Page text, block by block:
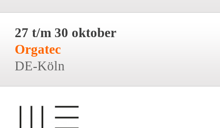
27 t/m 30 oktober
Orgatec
DE-Köln